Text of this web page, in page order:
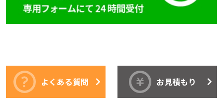
よくある質問 お見積もり